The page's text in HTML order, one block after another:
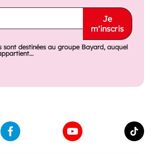
Je
m'inscris
sont destinées au groupe Bayard, auquel